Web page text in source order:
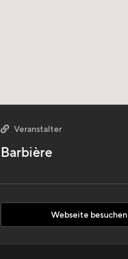
 Veranstalter
Barbière
Webseite besuchen